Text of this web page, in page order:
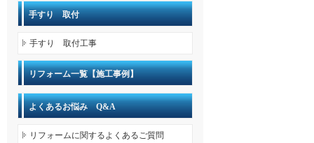
手すり 取付
手すり 取付工事
リフォーム一覧【施工事例】
よくあるお悩み Q&A
リフォームに関するよくあるご質問